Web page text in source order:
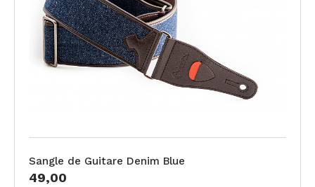
Sangle de Guitare Denim Blue
49,00